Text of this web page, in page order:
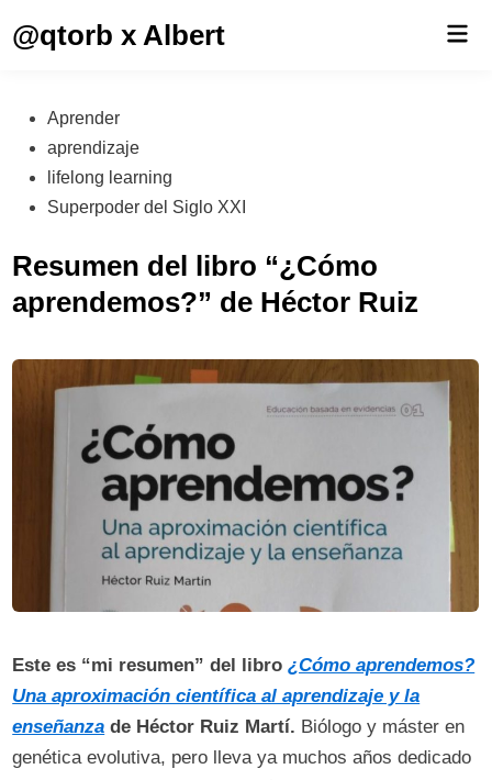
@qtorb x Albert
Publicado
en
Aprender
aprendizaje
lifelong learning
Superpoder del Siglo XXI
Resumen del libro “¿Cómo
aprendemos?” de Héctor Ruiz
Este es “mi resumen” del libro¿Cómo aprendemos?
Una aproximación científica al aprendizaje y la
enseñanza de Héctor Ruiz Martí. Biólogo y máster en
genética evolutiva, pero lleva ya muchos años dedicado